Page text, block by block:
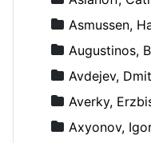
Asmussen,
Augustinos,
Avdejev,
Averky,
Axyonov,